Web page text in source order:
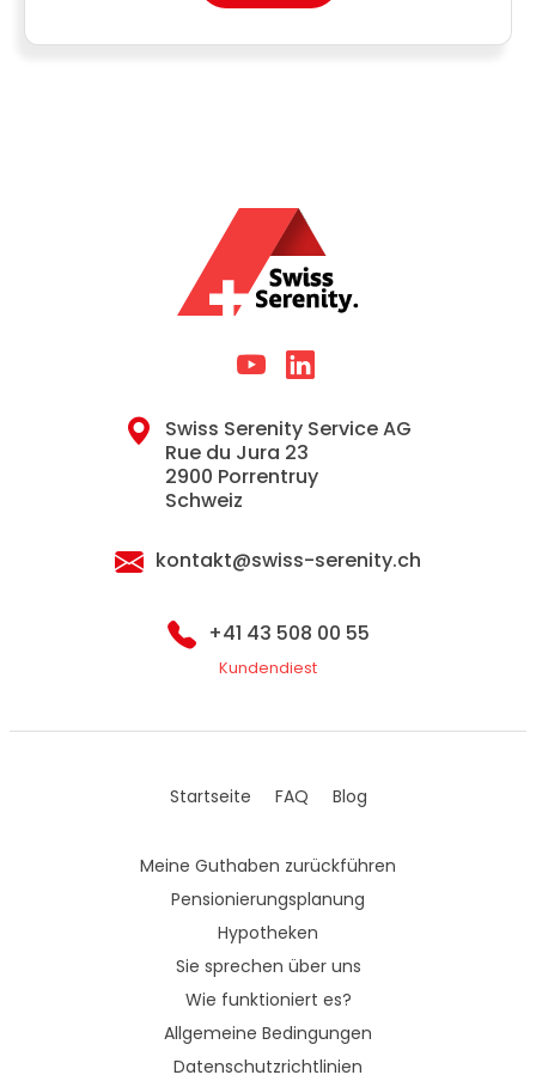
Swiss Serenity Service AG
Rue du Jura 23
2900 Porrentruy
Schweiz
kontakt@swiss-serenity.ch
+41 43 508 00 55
Kundendiest
Startseite FAQ Blog
Meine Guthaben zurückführen
Pensionierungsplanung
Hypotheken
Sie sprechen über uns
Wie funktioniert es?
Allgemeine Bedingungen
Datenschutzrichtlinien